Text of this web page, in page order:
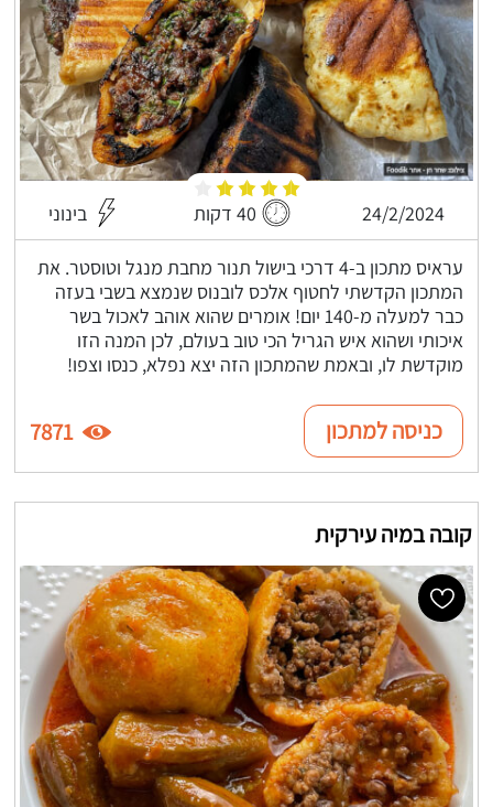
24/2/2024 40 דקות בינוני
עראיס מתכון ב-4 דרכי בישול תנור מחבת מנגל וטוסטר. את
המתכון הקדשתי לחטוף אלכס לובנוס שנמצא בשבי בעזה
כבר למעלה מ-140 יום! אומרים שהוא אוהב לאכול בשר
איכותי ושהוא איש הגריל הכי טוב בעולם, לכן המנה הזו
מוקדשת לו, ובאמת שהמתכון הזה יצא נפלא, כנסו וצפו!
כניסה למתכון 7871
קובה במיה עירקית